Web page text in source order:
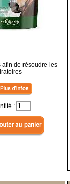
afin de résoudre les
: